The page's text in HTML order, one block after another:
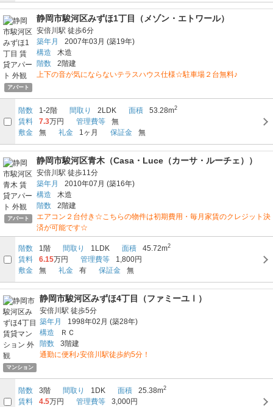
アパート
静岡市駿河区みずほ1丁目（メゾン・エトワール）
安倍川駅 徒歩6分
築年月
2007年03月 (築19年)
構造
木造
階数
2階建
上下の音が気にならないテラスハウス仕様☆駐車場２台無料♪
階数 1-2階 間取り 2LDK 面積 53.28m2
賃料 7.3万円 管理費等
無
敷金
無 礼金 1ヶ月 保証金 無
アパート
静岡市駿河区青木（Casa・Luce（カーサ・ルーチェ））
安倍川駅 徒歩11分
築年月
2010年07月 (築16年)
構造
木造
階数
2階建
エアコン２台付き☆こちらの物件は初期費用・毎月家賃のクレジット決
済が可能です☆
階数 1階 間取り 1LDK 面積 45.72m2
賃料 6.15万円 管理費等
1,800円
敷金
無 礼金 有 保証金 無
マンション
静岡市駿河区みずほ4丁目（ファミーユⅠ）
安倍川駅 徒歩5分
築年月
1998年02月 (築28年)
構造
ＲＣ
階数
3階建
通勤に便利♪安倍川駅徒歩約5分！
階数 3階 間取り 1DK 面積 25.38m2
賃料 4.5万円 管理費等
3,000円